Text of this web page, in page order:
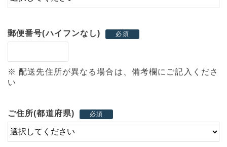
郵便番号(ハイフンなし) 必須
※ 配送先住所が異なる場合は、備考欄にご記入くださ
い
ご住所(都道府県) 必須